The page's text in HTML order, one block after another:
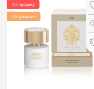
Хіт продажу
Популярний